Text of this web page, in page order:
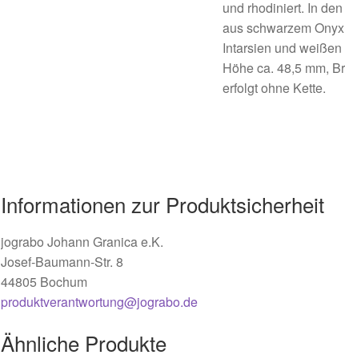
und rhodiniert. In
aus schwarzem
Intarsien und
Höhe ca. 48,5 mm,
erfolgt ohne Kette.
Informationen zur Produktsicherheit
jograbo Johann Granica e.K.
Josef-Baumann-Str. 8
44805 Bochum
produktverantwortung@jograbo.de
Ähnliche Produkte